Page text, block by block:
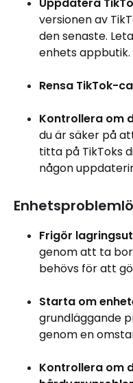
versionen av
den senaste.
enhets appbutik.
Rensa TikTok-
Kontrollera om
du är säker på
titta på TikToks
någon
Frigör
genom att ta
behövs för att
Starta om
grundläggande
genom en
Kontrollera om